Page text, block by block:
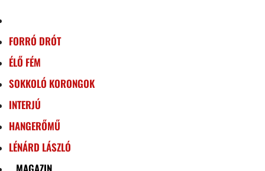
FORRÓ DRÓT
ÉLŐ FÉM
SOKKOLÓ KORONGOK
INTERJÚ
HANGERŐMŰ
LÉNÁRD LÁSZLÓ